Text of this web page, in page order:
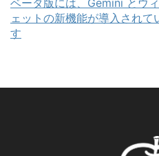
ベータ版には、Gemini とウ
ェットの新機能が導入されて
す